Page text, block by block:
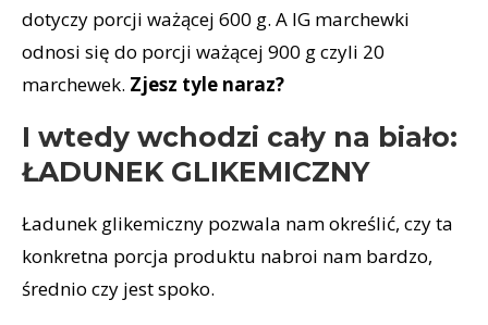
dotyczy porcji ważącej 600 g. A IG marchewki
odnosi się do porcji ważącej 900 g czyli 20
marchewek. Zjesz tyle naraz?
I wtedy wchodzi cały na biało:
ŁADUNEK GLIKEMICZNY
Ładunek glikemiczny pozwala nam określić, czy ta
konkretna porcja produktu nabroi nam bardzo,
średnio czy jest spoko.